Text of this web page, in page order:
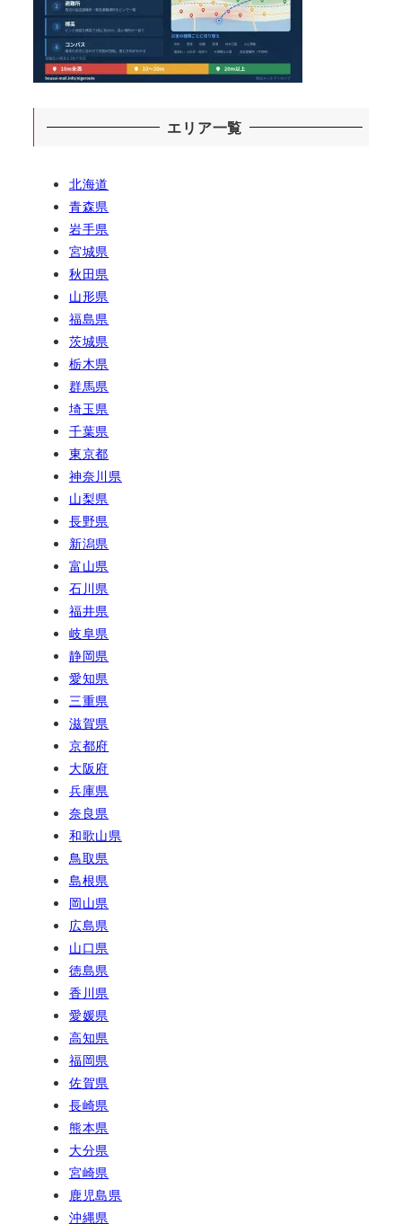
エリア一覧
北海道
青森県
岩手県
宮城県
秋田県
山形県
福島県
茨城県
栃木県
群馬県
埼玉県
千葉県
東京都
神奈川県
山梨県
長野県
新潟県
富山県
石川県
福井県
岐阜県
静岡県
愛知県
三重県
滋賀県
京都府
大阪府
兵庫県
奈良県
和歌山県
鳥取県
島根県
岡山県
広島県
山口県
徳島県
香川県
愛媛県
高知県
福岡県
佐賀県
長崎県
熊本県
大分県
宮崎県
鹿児島県
沖縄県